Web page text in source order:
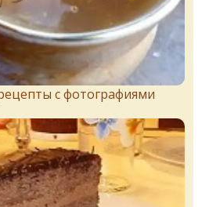
с фотографиями